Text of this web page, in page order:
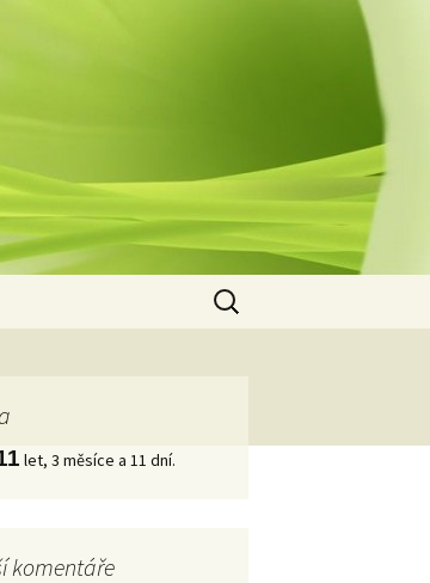
Vyhledávání
let, 3 měsíce a 11 dní.
komentáře